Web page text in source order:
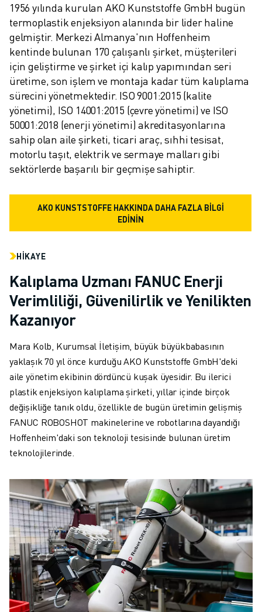
1956 yılında kurulan AKO Kunststoffe GmbH bugün
termoplastik enjeksiyon alanında bir lider haline
gelmiştir. Merkezi Almanya'nın Hoffenheim
kentinde bulunan 170 çalışanlı şirket, müşterileri
için geliştirme ve şirket içi kalıp yapımından seri
üretime, son işlem ve montaja kadar tüm kalıplama
sürecini yönetmektedir. ISO 9001:2015 (kalite
yönetimi), ISO 14001:2015 (çevre yönetimi) ve ISO
50001:2018 (enerji yönetimi) akreditasyonlarına
sahip olan aile şirketi, ticari araç, sıhhi tesisat,
motorlu taşıt, elektrik ve sermaye malları gibi
sektörlerde başarılı bir geçmişe sahiptir.
AKO KUNSTSTOFFE HAKKINDA DAHA FAZLA BİLGİ
EDİNİN
HIKAYE
Kalıplama Uzmanı FANUC Enerji
Verimliliği, Güvenilirlik ve Yenilikten
Kazanıyor
Mara Kolb, Kurumsal İletişim, büyük büyükbabasının
yaklaşık 70 yıl önce kurduğu AKO Kunststoffe GmbH'deki
aile yönetim ekibinin dördüncü kuşak üyesidir. Bu ilerici
plastik enjeksiyon kalıplama şirketi, yıllar içinde birçok
değişikliğe tanık oldu, özellikle de bugün üretimin gelişmiş
FANUC ROBOSHOT makinelerine ve robotlarına dayandığı
Hoffenheim'daki son teknoloji tesisinde bulunan üretim
teknolojilerinde.